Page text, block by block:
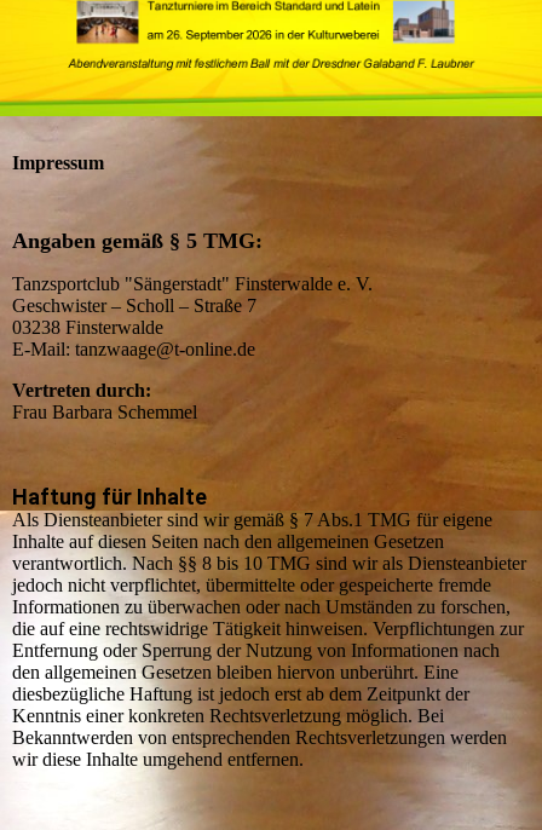
Impressum
Angaben gemäß § 5 TMG:
Tanzsportclub "Sängerstadt" Finsterwalde e. V.
Geschwister – Scholl – Straße 7
03238 Finsterwalde
E-Mail: tanzwaage@t-online.de
Vertreten durch:
Frau Barbara Schemmel
Haftung für Inhalte
Als Diensteanbieter sind wir gemäß § 7 Abs.1 TMG für eigene
Inhalte auf diesen Seiten nach den allgemeinen Gesetzen
verantwortlich. Nach §§ 8 bis 10 TMG sind wir als Diensteanbieter
jedoch nicht verpflichtet, übermittelte oder gespeicherte fremde
Informationen zu überwachen oder nach Umständen zu forschen,
die auf eine rechtswidrige Tätigkeit hinweisen. Verpflichtungen zur
Entfernung oder Sperrung der Nutzung von Informationen nach
den allgemeinen Gesetzen bleiben hiervon unberührt. Eine
diesbezügliche Haftung ist jedoch erst ab dem Zeitpunkt der
Kenntnis einer konkreten Rechtsverletzung möglich. Bei
Bekanntwerden von entsprechenden Rechtsverletzungen werden
wir diese Inhalte umgehend entfernen.